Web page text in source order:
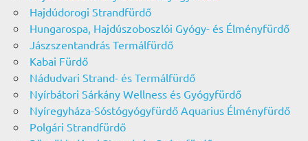
Hajdúdorogi Strandfürdő
Hungarospa, Hajdúszoboszlói Gyógy- és Élményfürdő
Jászszentandrás Termálfürdő
Kabai Fürdő
Nádudvari Strand- és Termálfürdő
Nyírbátori Sárkány Wellness és Gyógyfürdő
Nyíregyháza-Sóstógyógyfürdő Aquarius Élményfürdő
Polgári Strandfürdő